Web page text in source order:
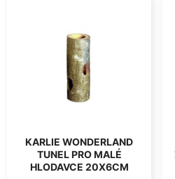
KARLIE WONDERLAND
TUNEL PRO MALÉ
HLODAVCE 20X6CM